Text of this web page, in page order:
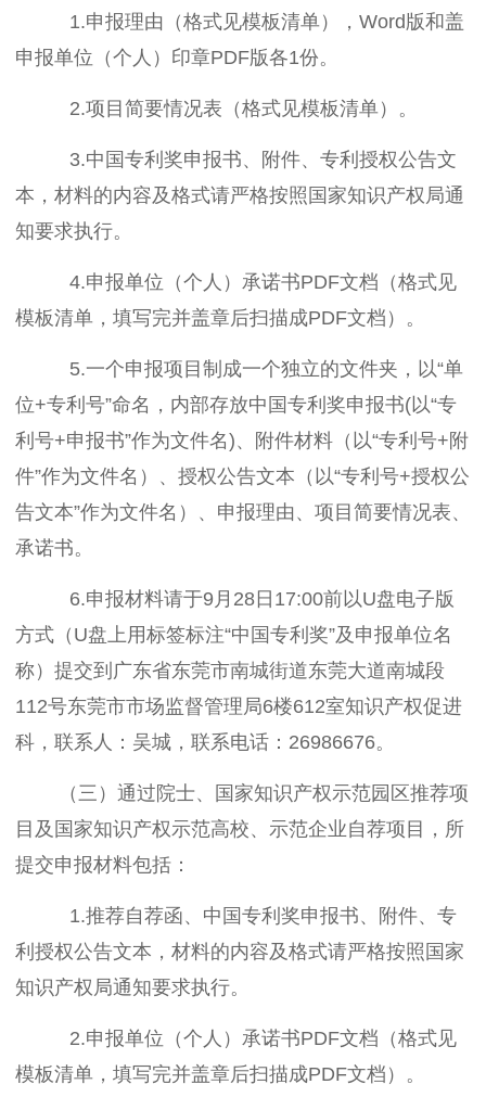
1.申报理由（格式见模板清单），Word版和盖
申报单位（个人）印章PDF版各1份。
2.项目简要情况表（格式见模板清单）。
3.中国专利奖申报书、附件、专利授权公告文
本，材料的内容及格式请严格按照国家知识产权局通
知要求执行。
4.申报单位（个人）承诺书PDF文档（格式见
模板清单，填写完并盖章后扫描成PDF文档）。
5.一个申报项目制成一个独立的文件夹，以“单
位+专利号”命名，内部存放中国专利奖申报书(以“专
利号+申报书”作为文件名)、附件材料（以“专利号+附
件”作为文件名）、授权公告文本（以“专利号+授权公
告文本”作为文件名）、申报理由、项目简要情况表、
承诺书。
6.申报材料请于9月28日17:00前以U盘电子版
方式（U盘上用标签标注“中国专利奖”及申报单位名
称）提交到广东省东莞市南城街道东莞大道南城段
112号东莞市市场监督管理局6楼612室知识产权促进
科，联系人：吴城，联系电话：26986676。
（三）通过院士、国家知识产权示范园区推荐项
目及国家知识产权示范高校、示范企业自荐项目，所
提交申报材料包括：
1.推荐自荐函、中国专利奖申报书、附件、专
利授权公告文本，材料的内容及格式请严格按照国家
知识产权局通知要求执行。
2.申报单位（个人）承诺书PDF文档（格式见
模板清单，填写完并盖章后扫描成PDF文档）。